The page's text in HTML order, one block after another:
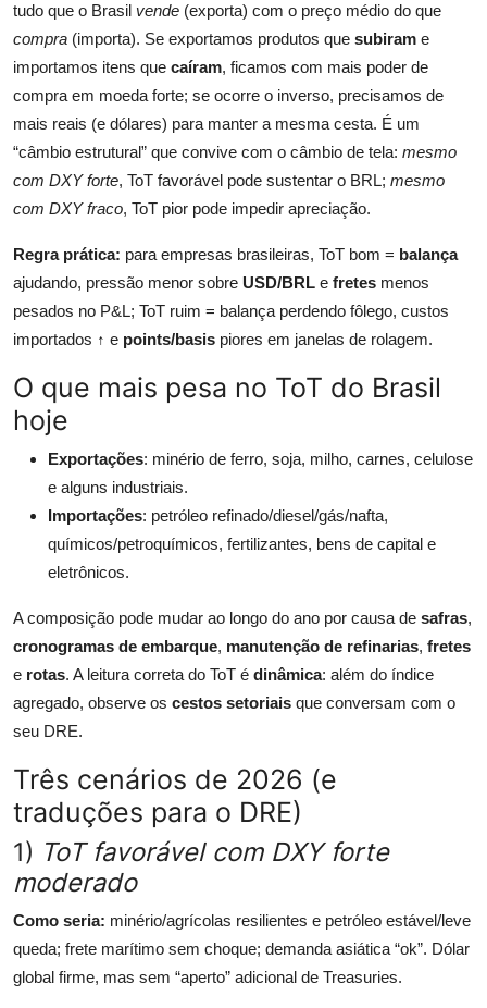
tudo que o Brasil vende (exporta) com o preço médio do que
compra (importa). Se exportamos produtos que subiram e
importamos itens que caíram, ficamos com mais poder de
compra em moeda forte; se ocorre o inverso, precisamos de
mais reais (e dólares) para manter a mesma cesta. É um
“câmbio estrutural” que convive com o câmbio de tela: mesmo
com DXY forte, ToT favorável pode sustentar o BRL; mesmo
com DXY fraco, ToT pior pode impedir apreciação.
Regra prática: para empresas brasileiras, ToT bom = balança
ajudando, pressão menor sobre USD/BRL e fretes menos
pesados no P&L; ToT ruim = balança perdendo fôlego, custos
importados ↑ e points/basis piores em janelas de rolagem.
O que mais pesa no ToT do Brasil
hoje
Exportações: minério de ferro, soja, milho, carnes, celulose
e alguns industriais.
Importações: petróleo refinado/diesel/gás/nafta,
químicos/petroquímicos, fertilizantes, bens de capital e
eletrônicos.
A composição pode mudar ao longo do ano por causa de safras,
cronogramas de embarque, manutenção de refinarias, fretes
e rotas. A leitura correta do ToT é dinâmica: além do índice
agregado, observe os cestos setoriais que conversam com o
seu DRE.
Três cenários de 2026 (e
traduções para o DRE)
1) ToT favorável com DXY forte
moderado
Como seria: minério/agrícolas resilientes e petróleo estável/leve
queda; frete marítimo sem choque; demanda asiática “ok”. Dólar
global firme, mas sem “aperto” adicional de Treasuries.